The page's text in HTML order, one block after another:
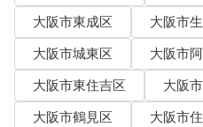
大阪市東成区
大阪市
大阪市城東区
大阪市
大阪市東住吉区
大阪
大阪市鶴見区
大阪市